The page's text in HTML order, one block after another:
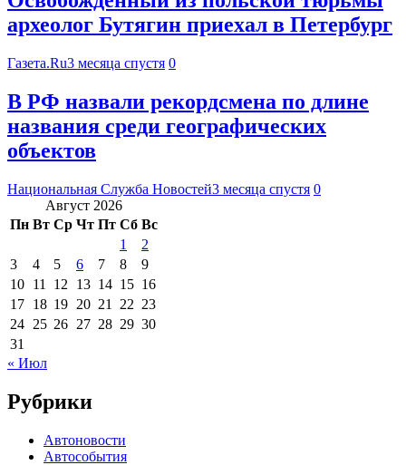
археолог Бутягин приехал в Петербург
Газета.Ru3 месяца спустя 0
В РФ назвали рекордсмена по длине
названия среди географических
объектов
Национальная Служба Новостей3 месяца спустя 0
Август 2026
Пн Вт Ср Чт Пт Сб Вс
1
2
3
4 5 6 7 8
9
10 11 12 13 14 15 16
17 18 19 20 21 22 23
24 25 26 27 28 29 30
31
« Июл
Рубрики
Автоновости
Автособытия